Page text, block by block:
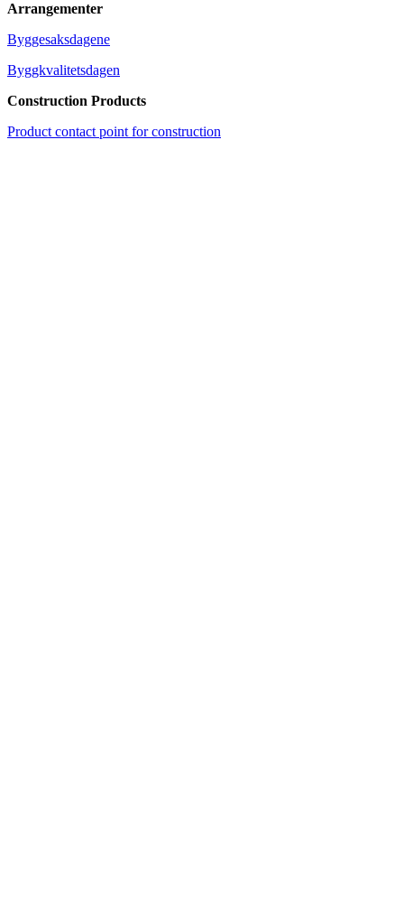
Arrangementer
Byggesaksdagene
Byggkvalitetsdagen
Construction Products
Product contact point for construction